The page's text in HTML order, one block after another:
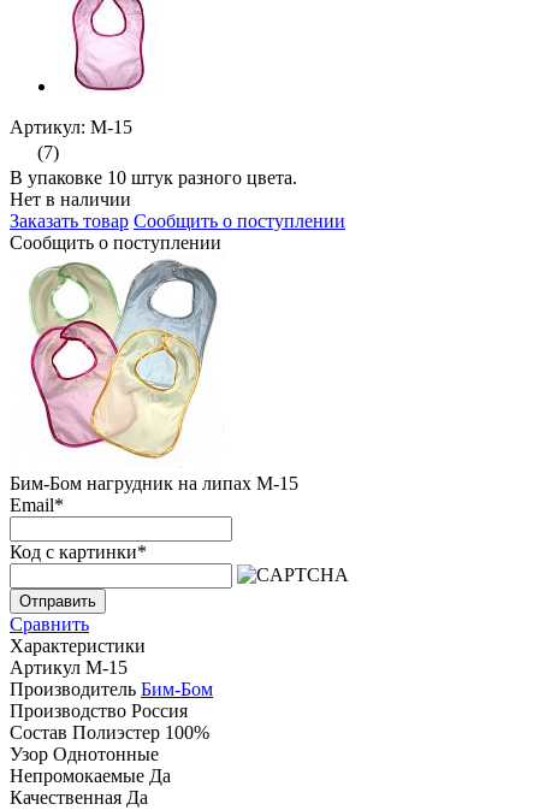
Артикул: М-15
(7)
В упаковке 10 штук разного цвета.
Нет в наличии
Заказать товар Сообщить о поступлении
Сообщить о поступлении
Бим-Бом нагрудник на липах М-15
Email*
Код с картинки*
Отправить
Сравнить
Характеристики
Артикул М-15
Производитель Бим-Бом
Производство Россия
Состав Полиэстер 100%
Узор Однотонные
Непромокаемые Да
Качественная Да